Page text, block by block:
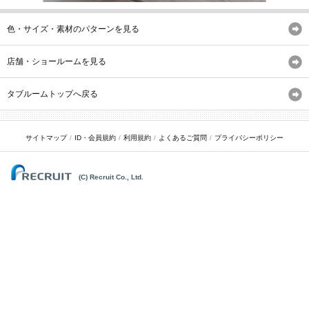
色・サイズ・素材のパターンを見る
店舗・ショールームを見る
タブルームトップへ戻る
サイトマップ ID・会員規約 利用規約 よくあるご質問 プライバシーポリシー
(C) Recruit Co., Ltd.